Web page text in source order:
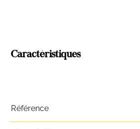
Caractéristiques
Référence